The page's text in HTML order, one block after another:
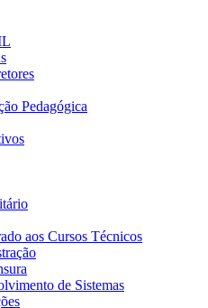
Pedagógica
aos Cursos Técnicos
de Sistemas